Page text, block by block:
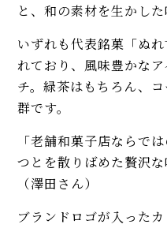
と、和の素材を生かした
いずれも代表銘菓「ぬ
れており、風味豊かな
チ。緑茶はもちろん、
群です。
「老舗和菓子店ならで
つとを散りばめた贅沢
（澤田さん）
ブランドロゴが入った